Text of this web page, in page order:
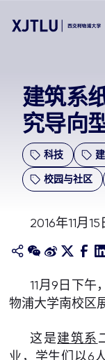
招生
科研
校园生活
关于我们
建筑系
究导向
科技
校园与社区
2016年11月15
11月9日下午
物浦大学南校区
这是建筑系
业，学生们以6